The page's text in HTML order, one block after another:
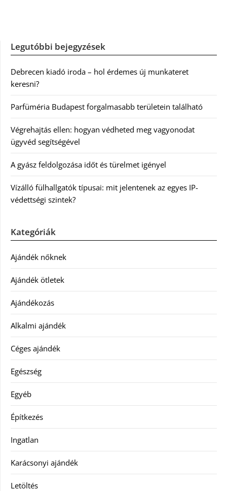
Legutóbbi bejegyzések
Debrecen kiadó iroda – hol érdemes új munkateret
keresni?
Parfüméria Budapest forgalmasabb területein található
Végrehajtás ellen: hogyan védheted meg vagyonodat
ügyvéd segítségével
A gyász feldolgozása időt és türelmet igényel
Vízálló fülhallgatók típusai: mit jelentenek az egyes IP-
védettségi szintek?
Kategóriák
Ajándék nőknek
Ajándék ötletek
Ajándékozás
Alkalmi ajándék
Céges ajándék
Egészség
Egyéb
Építkezés
Ingatlan
Karácsonyi ajándék
Letöltés